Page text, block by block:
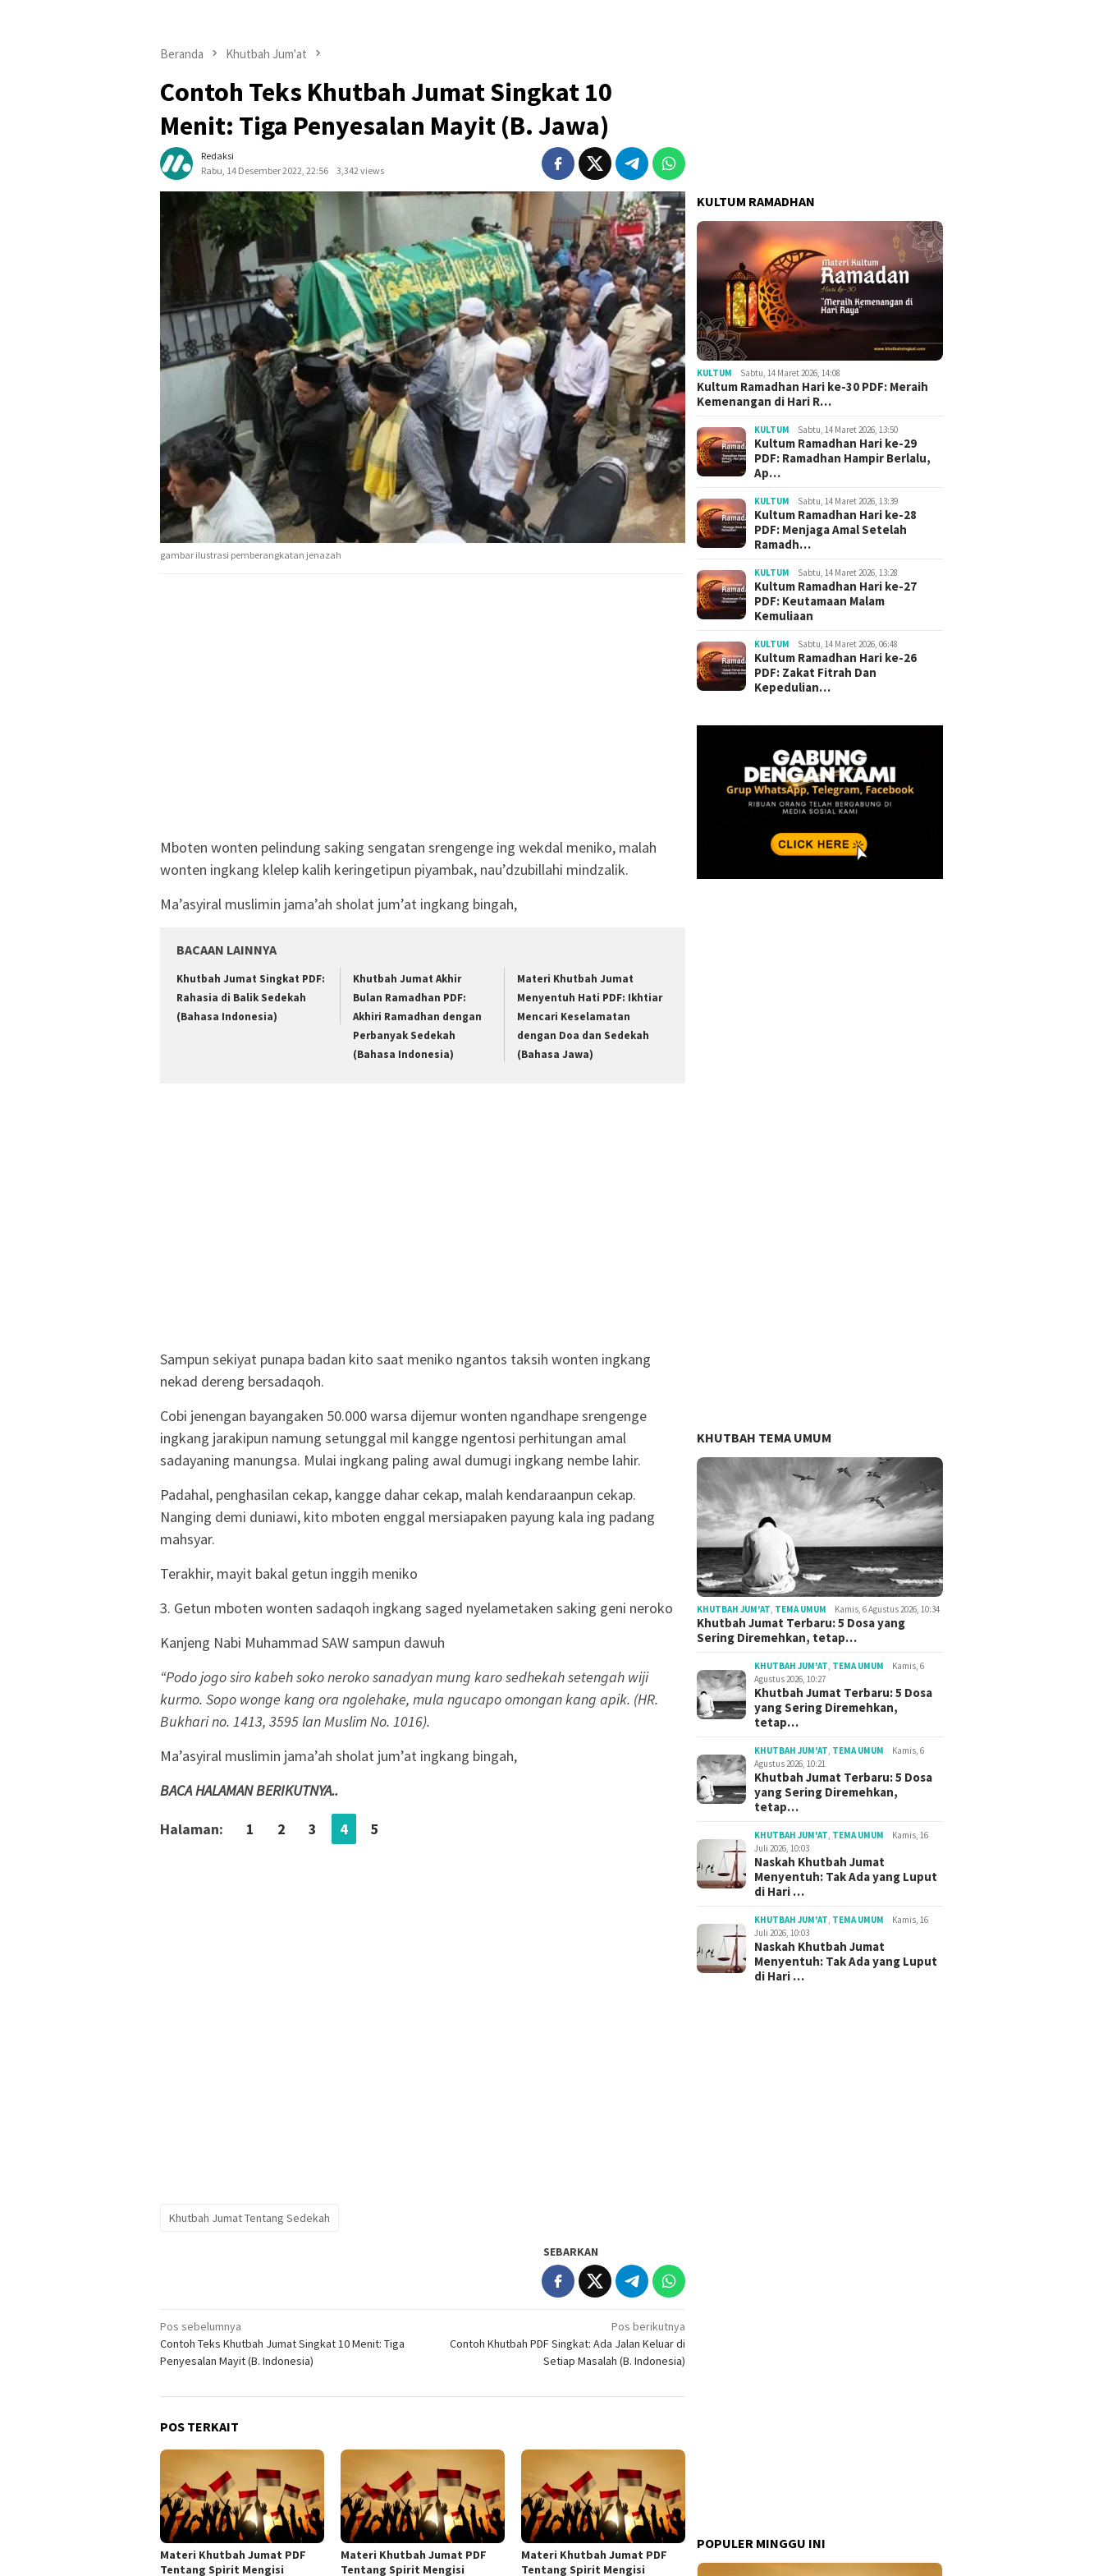
Beranda Khutbah Jum'at
Contoh Teks Khutbah Jumat Singkat 10
Menit: Tiga Penyesalan Mayit (B. Jawa)
Redaksi
Rabu, 14 Desember 2022, 22:56
3,342 views
gambar ilustrasi pemberangkatan jenazah
Mboten wonten pelindung saking sengatan srengenge ing wekdal meniko, malah
wonten ingkang klelep kalih keringetipun piyambak, nau’dzubillahi mindzalik.
Ma’asyiral muslimin jama’ah sholat jum’at ingkang bingah,
BACAAN LAINNYA
Khutbah Jumat Singkat PDF:
Rahasia di Balik Sedekah
(Bahasa Indonesia)
Khutbah Jumat Akhir
Bulan Ramadhan PDF:
Akhiri Ramadhan dengan
Perbanyak Sedekah
(Bahasa Indonesia)
Materi Khutbah Jumat
Menyentuh Hati PDF: Ikhtiar
Mencari Keselamatan
dengan Doa dan Sedekah
(Bahasa Jawa)
Sampun sekiyat punapa badan kito saat meniko ngantos taksih wonten ingkang
nekad dereng bersadaqoh.
Cobi jenengan bayangaken 50.000 warsa dijemur wonten ngandhape srengenge
ingkang jarakipun namung setunggal mil kangge ngentosi perhitungan amal
sadayaning manungsa. Mulai ingkang paling awal dumugi ingkang nembe lahir.
Padahal, penghasilan cekap, kangge dahar cekap, malah kendaraanpun cekap.
Nanging demi duniawi, kito mboten enggal mersiapaken payung kala ing padang
mahsyar.
Terakhir, mayit bakal getun inggih meniko
3. Getun mboten wonten sadaqoh ingkang saged nyelametaken saking geni neroko
Kanjeng Nabi Muhammad SAW sampun dawuh
“Podo jogo siro kabeh soko neroko sanadyan mung karo sedhekah setengah wiji
kurmo. Sopo wonge kang ora ngolehake, mula ngucapo omongan kang apik. (HR.
Bukhari no. 1413, 3595 lan Muslim No. 1016).
Ma’asyiral muslimin jama’ah sholat jum’at ingkang bingah,
BACA HALAMAN BERIKUTNYA..
Halaman: 1 2 3 4 5
Khutbah Jumat Tentang Sedekah
SEBARKAN
Navigasi
pos
Pos sebelumnya
Contoh Teks Khutbah Jumat Singkat 10 Menit: Tiga
Penyesalan Mayit (B. Indonesia)
Pos berikutnya
Contoh Khutbah PDF Singkat: Ada Jalan Keluar di
Setiap Masalah (B. Indonesia)
POS TERKAIT
Materi Khutbah Jumat PDF
Tentang Spirit Mengisi
Materi Khutbah Jumat PDF
Tentang Spirit Mengisi
Materi Khutbah Jumat PDF
Tentang Spirit Mengisi
KULTUM RAMADHAN
KULTUM Sabtu, 14 Maret 2026, 14:08
Kultum Ramadhan Hari ke-30 PDF: Meraih
Kemenangan di Hari R…
KULTUM Sabtu, 14 Maret 2026, 13:50
Kultum Ramadhan Hari ke-29
PDF: Ramadhan Hampir Berlalu,
Ap…
KULTUM Sabtu, 14 Maret 2026, 13:39
Kultum Ramadhan Hari ke-28
PDF: Menjaga Amal Setelah
Ramadh…
KULTUM Sabtu, 14 Maret 2026, 13:28
Kultum Ramadhan Hari ke-27
PDF: Keutamaan Malam
Kemuliaan
KULTUM Sabtu, 14 Maret 2026, 06:48
Kultum Ramadhan Hari ke-26
PDF: Zakat Fitrah Dan
Kepedulian…
KHUTBAH TEMA UMUM
KHUTBAH JUM'AT, TEMA UMUM Kamis, 6 Agustus 2026, 10:34
Khutbah Jumat Terbaru: 5 Dosa yang
Sering Diremehkan, tetap…
KHUTBAH JUM'AT, TEMA UMUM
Kamis, 6
Agustus 2026, 10:27
Khutbah Jumat Terbaru: 5 Dosa
yang Sering Diremehkan,
tetap…
KHUTBAH JUM'AT, TEMA UMUM
Kamis, 6
Agustus 2026, 10:21
Khutbah Jumat Terbaru: 5 Dosa
yang Sering Diremehkan,
tetap…
KHUTBAH JUM'AT, TEMA UMUM
Kamis, 16
Juli 2026, 10:03
Naskah Khutbah Jumat
Menyentuh: Tak Ada yang Luput
di Hari …
KHUTBAH JUM'AT, TEMA UMUM
Kamis, 16
Juli 2026, 10:03
Naskah Khutbah Jumat
Menyentuh: Tak Ada yang Luput
di Hari …
POPULER MINGGU INI